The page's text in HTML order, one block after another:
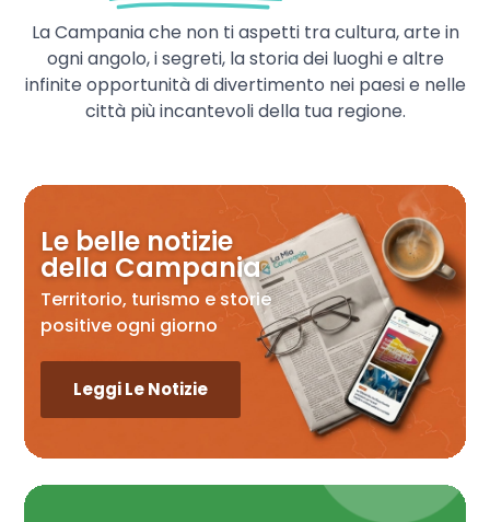
La Campania che non ti aspetti tra cultura, arte in
ogni angolo, i segreti, la storia dei luoghi e altre
infinite opportunità di divertimento nei paesi e nelle
città più incantevoli della tua regione.
Le belle notizie
della Campania
Territorio, turismo e storie
positive ogni giorno
Leggi Le Notizie